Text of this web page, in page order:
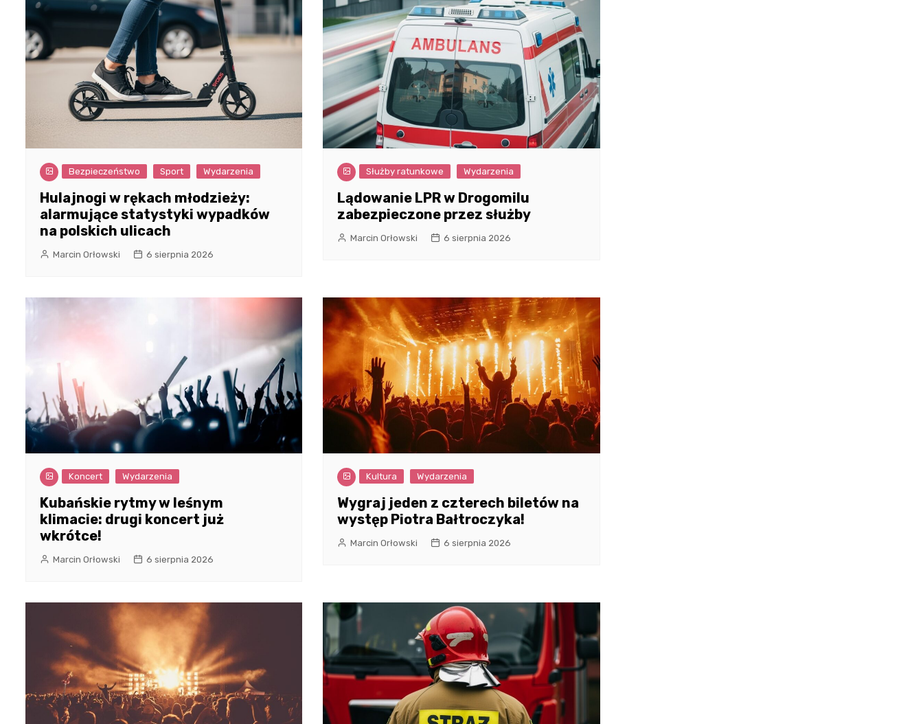
Bezpieczeństwo Sport Wydarzenia
Hulajnogi w rękach młodzieży:
alarmujące statystyki wypadków
na polskich ulicach
Marcin Orłowski 6 sierpnia 2026
Służby ratunkowe Wydarzenia
Lądowanie LPR w Drogomilu
zabezpieczone przez służby
Marcin Orłowski 6 sierpnia 2026
Koncert Wydarzenia
Kubańskie rytmy w leśnym
klimacie: drugi koncert już
wkrótce!
Marcin Orłowski 6 sierpnia 2026
Kultura Wydarzenia
Wygraj jeden z czterech biletów na
występ Piotra Bałtroczyka!
Marcin Orłowski 6 sierpnia 2026